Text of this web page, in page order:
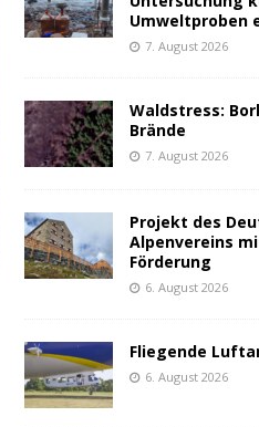
Umweltproben
7. August 2026
Waldstress:
Brände
7. August 2026
Projekt des
Alpenvereins
Förderung
6. August 2026
Fliegende
6. August 2026